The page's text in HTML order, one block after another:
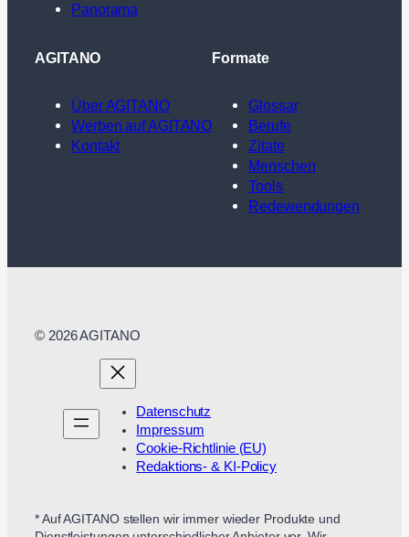
Panorama
AGITANO
Über AGITANO
Werben auf AGITANO
Kontakt
Formate
Glossar
Berufe
Zitate
Menschen
Tools
Redewendungen
© 2026 AGITANO
Datenschutz
Impressum
Cookie-Richtlinie (EU)
Redaktions- & KI-Policy
* Auf AGITANO stellen wir immer wieder Produkte und